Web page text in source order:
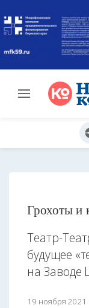
Грохоты и
Театр-
будущее
на Заводе
19 ноября 2021